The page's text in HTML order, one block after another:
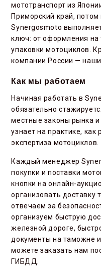
мототранспорт из
Приморский край, потом
Synergosmoto
ключ: от оформления
упаковки мотоциклов.
компании России —
Как мы работаем
Начиная работать в
обязательно
местные законы рынка
узнает на практике,
экспертиза мотоциклов.
Каждый менеджер
покупки и поставки
кнопки на онлайн-
организовать доставку
отвечаем за
организуем быструю
железной дороге,
документы на таможне
можете заказать нам
ГИБДД.